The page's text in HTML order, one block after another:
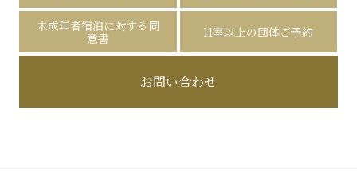
未成年者宿泊に対する同
意書
11室以上の団体ご予約
お問い合わせ